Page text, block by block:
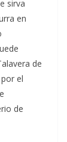
sirva
en
de
el
de